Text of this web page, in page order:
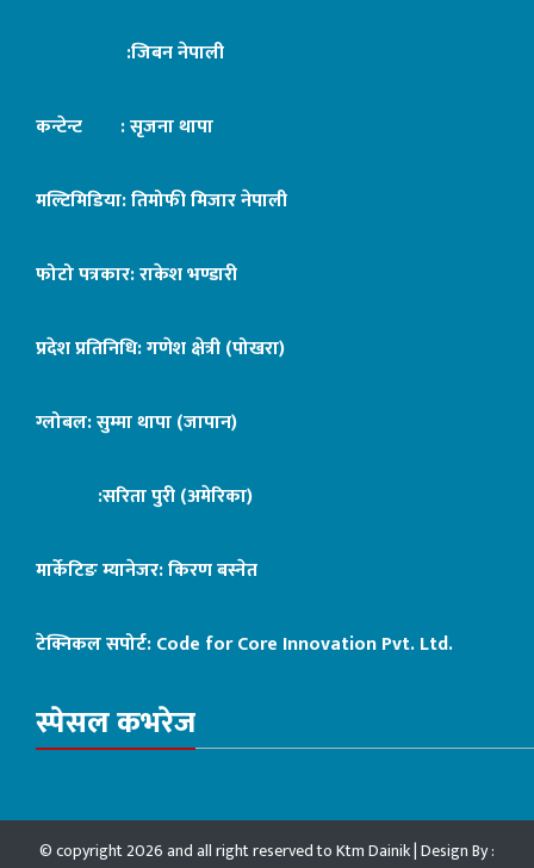
:जिबन नेपाली
कन्टेन्ट : सृजना थापा
मल्टिमिडिया: तिमोफी मिजार नेपाली
फोटो पत्रकार: राकेश भण्डारी
प्रदेश प्रतिनिधि: गणेश क्षेत्री (पोखरा)
ग्लोबल: सुम्मा थापा (जापान)
:सरिता पुरी (अमेरिका)
मार्केटिङ म्यानेजर: किरण बस्नेत
टेक्निकल सपोर्ट:Code for Core Innovation Pvt. Ltd.
स्पेसल कभरेज
© copyright 2026 and all right reserved to Ktm Dainik | Design By :